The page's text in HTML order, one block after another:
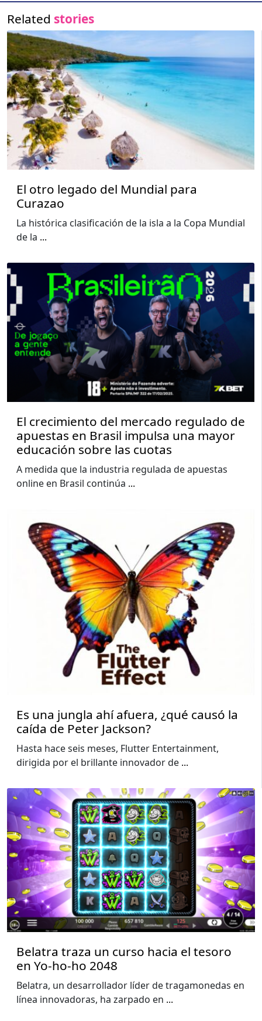
Related stories
El otro legado del Mundial para
Curazao
La histórica clasificación de la isla a la Copa Mundial
de la ...
El crecimiento del mercado regulado de
apuestas en Brasil impulsa una mayor
educación sobre las cuotas
A medida que la industria regulada de apuestas
online en Brasil continúa ...
Es una jungla ahí afuera, ¿qué causó la
caída de Peter Jackson?
Hasta hace seis meses, Flutter Entertainment,
dirigida por el brillante innovador de ...
Belatra traza un curso hacia el tesoro
en Yo-ho-ho 2048
Belatra, un desarrollador líder de tragamonedas en
línea innovadoras, ha zarpado en ...